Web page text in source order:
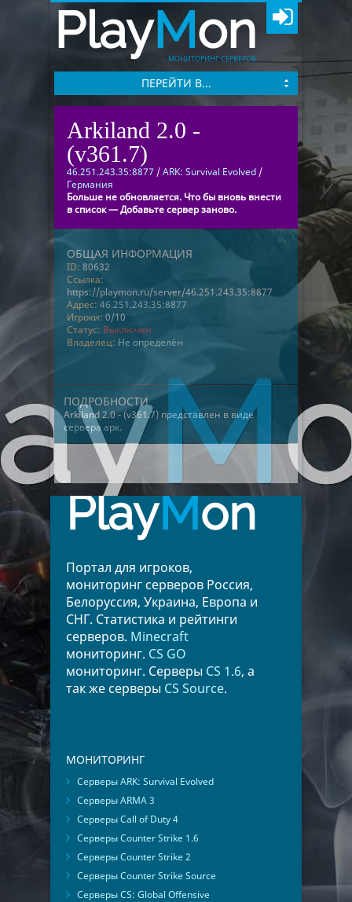
PlayMon
МОНИТОРИНГ СЕРВЕРОВ
ПЕРЕЙТИ В...
Arkiland 2.0 -
(v361.7)
46.251.243.35:8877 /ARK: Survival Evolved /
Германия
Больше не обновляется. Что бы вновь внести
в список — Добавьте сервер заново.
ОБЩАЯ ИНФОРМАЦИЯ
ID: 80632
Ссылка:
https://playmon.ru/server/46.251.243.35:8877
Адрес: 46.251.243.35:8877
Игроки: 0/10
Статус: Выключен
Владелец: Не определён
ПОДРОБНОСТИ
Arkiland 2.0 - (v361.7) представлен в виде
сервера арк.
PlayMon
Портал для игроков,
мониторинг серверов Россия,
Белоруссия, Украина, Европа и
СНГ. Статистика и рейтинги
серверов. Minecraft
мониторинг. CS GO
мониторинг. Серверы CS 1.6, а
так же серверы CS Source.
МОНИТОРИНГ
Серверы ARK: Survival Evolved
Серверы ARMA 3
Серверы Call of Duty 4
Серверы Counter Strike 1.6
Серверы Counter Strike 2
Серверы Counter Strike Source
Серверы CS: Global Offensive